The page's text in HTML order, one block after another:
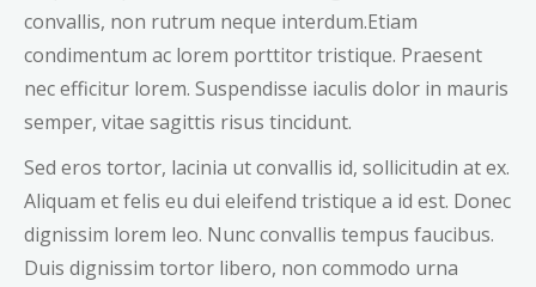
convallis, non rutrum neque interdum.Etiam
condimentum ac lorem porttitor tristique. Praesent
nec efficitur lorem. Suspendisse iaculis dolor in mauris
semper, vitae sagittis risus tincidunt.
Sed eros tortor, lacinia ut convallis id, sollicitudin at ex.
Aliquam et felis eu dui eleifend tristique a id est. Donec
dignissim lorem leo. Nunc convallis tempus faucibus.
Duis dignissim tortor libero, non commodo urna